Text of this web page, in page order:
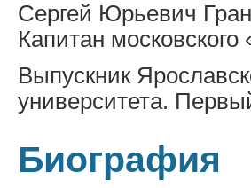
Сергей Юрьевич
Капитан
Выпускник
университета.
Биография